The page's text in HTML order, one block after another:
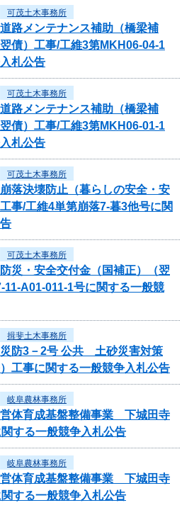
可茂土木事務所
路メンテナンス補助（橋梁補
債）工事/工維3第MKH06-04-1
札公告
可茂土木事務所
路メンテナンス補助（橋梁補
債）工事/工維3第MKH06-01-1
札公告
可茂土木事務所
落決壊防止（暮らしの安全・安
事/工維4単第崩落7-暮3他号に関
可茂土木事務所
災・安全交付金（国補正）（翌
11-A01-011-1号に関する一般競
揖斐土木事務所
災防3－2号 公共 土砂災害対策
工事に関する一般競争入札公告
岐阜農林事務所
営体育成基盤整備事業 下城田寺
する一般競争入札公告
岐阜農林事務所
営体育成基盤整備事業 下城田寺
する一般競争入札公告